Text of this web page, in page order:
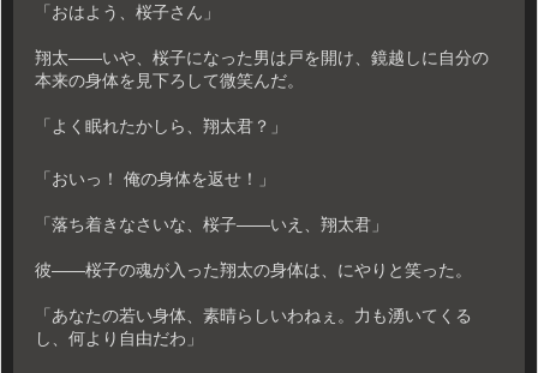
「おはよう、桜子さん」
翔太――いや、桜子になった男は戸を開け、鏡越しに自分の
本来の身体を見下ろして微笑んだ。
「よく眠れたかしら、翔太君？」
「おいっ！ 俺の身体を返せ！」
「落ち着きなさいな、桜子――いえ、翔太君」
彼――桜子の魂が入った翔太の身体は、にやりと笑った。
「あなたの若い身体、素晴らしいわねぇ。力も湧いてくる
し、何より自由だわ」